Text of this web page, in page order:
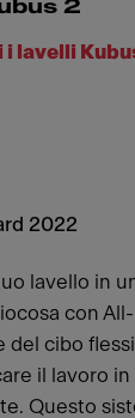
2
i lavelli
2022
lavello in
con
del cibo
il lavoro
Questo